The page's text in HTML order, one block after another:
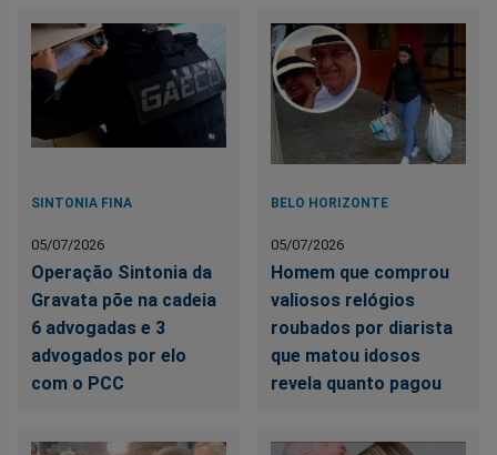
SINTONIA FINA
05/07/2026
Operação Sintonia da
Gravata põe na cadeia
6 advogadas e 3
advogados por elo
com o PCC
BELO HORIZONTE
05/07/2026
Homem que comprou
valiosos relógios
roubados por diarista
que matou idosos
revela quanto pagou